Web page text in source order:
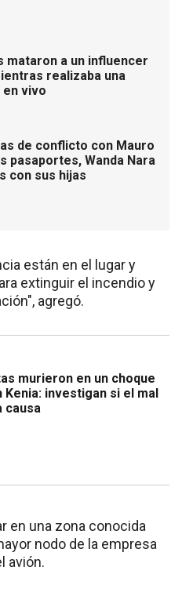
mataron a un influencer
realizaba una
vivo
de conflicto con Mauro
pasaportes, Wanda Nara
con sus hijas
están en el lugar y
extinguir el incendio y
agregó.
murieron en un choque
Kenia: investigan si el mal
causa
en una zona conocida
nodo de la empresa
avión.